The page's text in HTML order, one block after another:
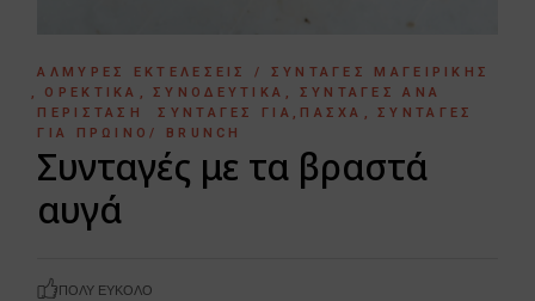
ΑΛΜΥΡΈΣ ΕΚΤΕΛΈΣΕΙΣ / ΣΥΝΤΑΓΈΣ ΜΑΓΕΙΡΙΚΉΣ
ΟΡΕΚΤΙΚΆ
ΣΥΝΟΔΕΥΤΙΚΆ
ΣΥΝΤΑΓΈΣ ΑΝΆ
ΠΕΡΊΣΤΑΣΗ
ΣΥΝΤΑΓΈΣ ΓΙΑ ΠΆΣΧΑ
ΣΥΝΤΑΓΈΣ
ΓΙΑ ΠΡΩΙΝΌ/ BRUNCH
Συνταγές με τα βραστά
αυγά
ΠΟΛΎ ΕΎΚΟΛΟ